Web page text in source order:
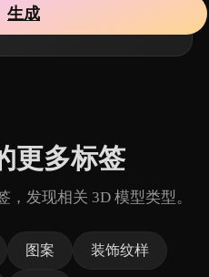
生成
更多标签
发现相关 3D 模型类型。
图案 装饰纹样